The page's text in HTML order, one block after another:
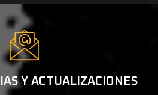
Y ACTUALIZACIONES